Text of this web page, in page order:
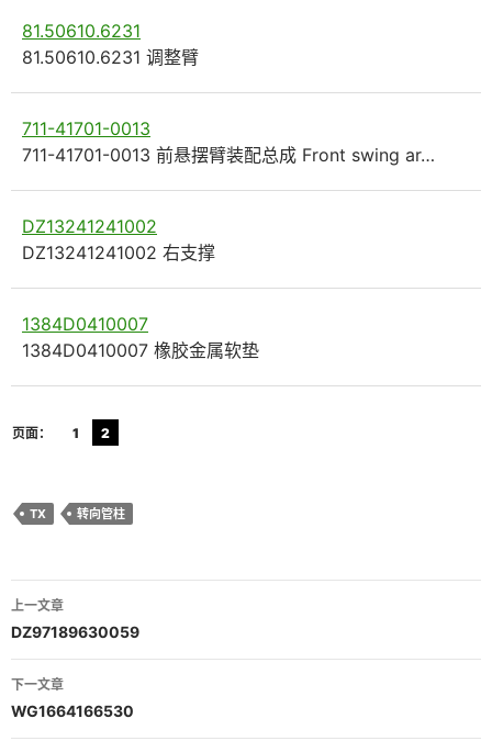
81.50610.6231
81.50610.6231 调整臂
711-41701-0013
711-41701-0013 前悬摆臂装配总成 Front swing ar…
DZ13241241002
DZ13241241002 右支撑
1384D0410007
1384D0410007 橡胶金属软垫
页面： 1 2
TX 转向管柱
文
章
导
航
上一文章
DZ97189630059
下一文章
WG1664166530